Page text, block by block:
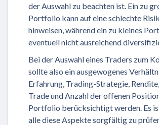
der Auswahl zu beachten ist. Ein zu
Portfolio kann auf eine schlechte
hinweisen, während ein zu kleines
eventuell nicht ausreichend
Bei der Auswahl eines Traders zum
sollte also ein ausgewogenes
Erfahrung, Trading-Strategie,
Trade und Anzahl der offenen
Portfolio berücksichtigt werden. Es
alle diese Aspekte sorgfältig zu